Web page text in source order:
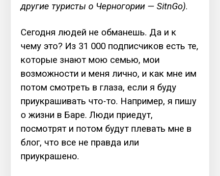
другие туристы о Черногории — SitnGo).
Сегодня людей не обманешь. Да и к
чему это? Из 31 000 подписчиков есть те,
которые знают мою семью, мои
возможности и меня лично, и как мне им
потом смотреть в глаза, если я буду
приукрашивать что-то. Например, я пишу
о жизни в Баре. Люди приедут,
посмотрят и потом будут плевать мне в
блог, что все не правда или
приукрашено.